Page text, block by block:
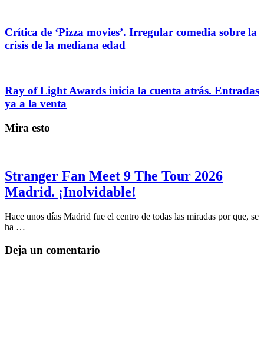
Crítica de ‘Pizza movies’. Irregular comedia sobre la
crisis de la mediana edad
Ray of Light Awards inicia la cuenta atrás. Entradas
ya a la venta
Mira esto
Stranger Fan Meet 9 The Tour 2026
Madrid. ¡Inolvidable!
Hace unos días Madrid fue el centro de todas las miradas por que, se
ha …
Deja un comentario